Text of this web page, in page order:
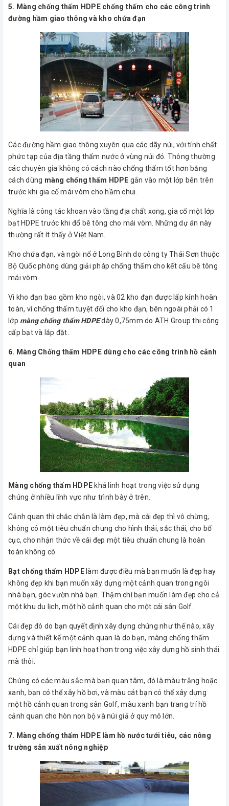
5. Màng chống thấm HDPE chống thấm cho các công trình
đường hầm giao thông và kho chứa đạn
Các đường hầm giao thông xuyên qua các dãy núi, với tính chất
phức tạp của địa tầng thấm nước ở vùng núi đó. Thông thường
các chuyên gia không có cách nào chống thấm tốt hơn bằng
cách dùng màng chống thấm HDPE gắn vào một lớp bên trên
trước khi gia cố mái vòm cho hầm chui.
Nghĩa là công tác khoan vào tầng địa chất xong, gia cố một lớp
bạt HDPE trước khi đổ bê tông cho mái vòm. Những dự án này
thường rất ít thấy ở Việt Nam.
Kho chứa đạn, và ngòi nổ ở Long Bình do công ty Thái Sơn thuộc
Bộ Quốc phòng dùng giải pháp chống thấm cho kết cấu bê tông
mái vòm.
Vì kho đạn bao gồm kho ngòi, và 02 kho đạn được lấp kính hoàn
toàn, vì chống thấm tuyệt đối cho kho đạn, bên ngoài phải có 1
lớp màng chống thấm HDPEdày 0,75mm do ATH Group thi công
cấp bạt và lắp đặt.
6. Màng Chống thấm HDPE dùng cho các công trình hồ cảnh
quan
Màng chống thấm HDPE khá linh hoạt trong việc sử dụng
chúng ở nhiều lĩnh vực như trình bày ở trên.
Cảnh quan thì chắc chắn là làm đẹp, mà cái đẹp thì vô chừng,
không có một tiêu chuẩn chung cho hình thái, sắc thái, cho bố
cục, cho nhận thức về cái đẹp một tiêu chuẩn chung là hoàn
toàn không có.
Bạt chống thấm HDPE làm được điều mà bạn muốn là đẹp hay
không đẹp khi bạn muốn xây dựng một cảnh quan trong ngôi
nhà bạn, góc vườn nhà bạn. Thậm chí bạn muốn làm đẹp cho cả
một khu du lịch, một hồ cảnh quan cho một cái sân Golf.
Cái đẹp đó do bạn quyết định xây dựng chúng như thế nào, xây
dựng và thiết kế một cảnh quan là do bạn, màng chống thấm
HDPE chỉ giúp bạn linh hoạt hơn trong việc xây dựng hồ sinh thái
mà thôi.
Chúng có các màu sắc mà bạn quan tâm, đó là màu trắng hoặc
xanh, bạn có thể xây hồ bơi, và màu cát bạn có thể xây dựng
một hồ cảnh quan trong sân Golf, màu xanh bạn trang trí hồ
cảnh quan cho hòn non bộ và núi giả ở quy mô lớn.
7. Màng chống thấm HDPE làm hồ nước tưới tiêu, các nông
trường sản xuất nông nghiệp